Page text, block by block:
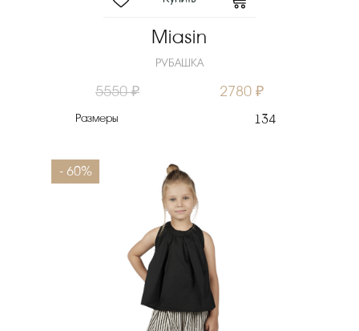
Miasin
РУБАШКА
5550 ₽ 2780 ₽
Размеры 134
- 60%